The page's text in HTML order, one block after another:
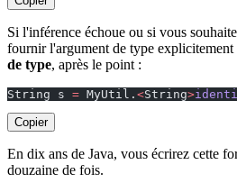
Si l'inférence échoue ou si vous
fournir l'argument de type explicitement
de type, après le point :
String s = MyUtil. <String>
Copier
En dix ans de Java, vous écrirez cette
douzaine de fois.